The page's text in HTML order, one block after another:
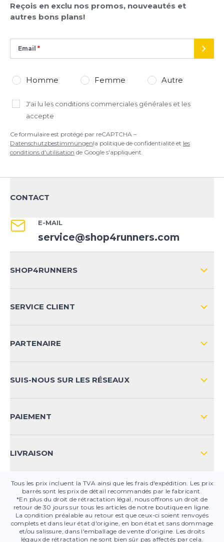
Reçois en exclu nos promos, nouveautés et
autres bons plans!
Email
Homme Femme Autre
J'ai lu les conditions commerciales générales et les
accepte
Ce formulaire est protégé par reCAPTCHA –
Datenschutzbestimmungenla politique de confidentialité et les
conditions d'utilisation de Google s'appliquent.
CONTACT
E-MAIL
service@shop4runners.com
SHOP4RUNNERS
SERVICE CLIENT
CONTACT
SÉCURITÉ DES PRODUITS
PARTENAIRE
SUIS-NOUS SUR LES RÉSEAUX
PAIEMENT
LIVRAISON
Tous les prix incluent la TVA ainsi que les frais d'expédition. Les prix
barrés sont les prix de détail recommandés par le fabricant.
*En plus du droit de rétractation légal, nous offrons un droit de
retour de 30 jours sur tous les articles de notre boutique en ligne.
La condition préalable au retour est que ceux-ci soient renvoyés
complets et dans leur état d'origine, en bon état et sans dommage
et/ou salissure, dans l'emballage de vente d'origine. Les droits
légaux de rétractation ne sont bien sûr pas affectés par cela.